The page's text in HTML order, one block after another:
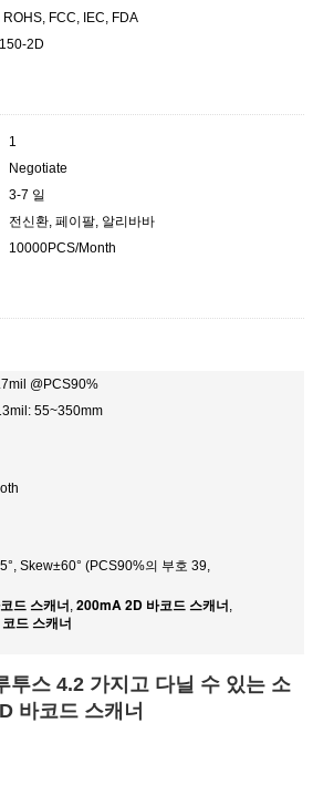
ROHS, FCC, IEC, FDA
2D
1
Negotiate
3-7 일
전신환, 페이팔, 알리바바
10000PCS/Month
@PCS90%
55~350mm
Skew±60° (PCS90%의 부호 39,
드 스캐너, 200mA 2D 바코드 스캐너,
드 스캐너
투스 4.2 가지고 다닐 수 있는 소
바코드 스캐너